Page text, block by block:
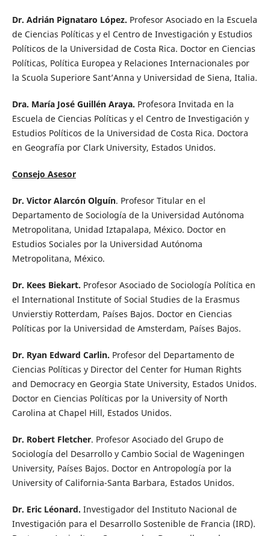
Dr. Adrián Pignataro López. Profesor Asociado en la Escuela
de Ciencias Políticas y el Centro de Investigación y Estudios
Políticos de la Universidad de Costa Rica. Doctor en Ciencias
Políticas, Política Europea y Relaciones Internacionales por
la Scuola Superiore Sant’Anna y Universidad de Siena, Italia.
Dra. María José Guillén Araya. Profesora Invitada en la
Escuela de Ciencias Políticas y el Centro de Investigación y
Estudios Políticos de la Universidad de Costa Rica. Doctora
en Geografía por Clark University, Estados Unidos.
Consejo Asesor
Dr. Victor Alarcón Olguín. Profesor Titular en el
Departamento de Sociología de la Universidad Autónoma
Metropolitana, Unidad Iztapalapa, México. Doctor en
Estudios Sociales por la Universidad Autónoma
Metropolitana, México.
Dr. Kees Biekart. Profesor Asociado de Sociología Política en
el International Institute of Social Studies de la Erasmus
Unvierstiy Rotterdam, Países Bajos. Doctor en Ciencias
Políticas por la Universidad de Amsterdam, Países Bajos.
Dr. Ryan Edward Carlin. Profesor del Departamento de
Ciencias Políticas y Director del Center for Human Rights
and Democracy en Georgia State University, Estados Unidos.
Doctor en Ciencias Políticas por la University of North
Carolina at Chapel Hill, Estados Unidos.
Dr. Robert Fletcher. Profesor Asociado del Grupo de
Sociología del Desarrollo y Cambio Social de Wageningen
University, Países Bajos. Doctor en Antropología por la
University of California-Santa Barbara, Estados Unidos.
Dr. Eric Léonard. Investigador del Instituto Nacional de
Investigación para el Desarrollo Sostenible de Francia (IRD).